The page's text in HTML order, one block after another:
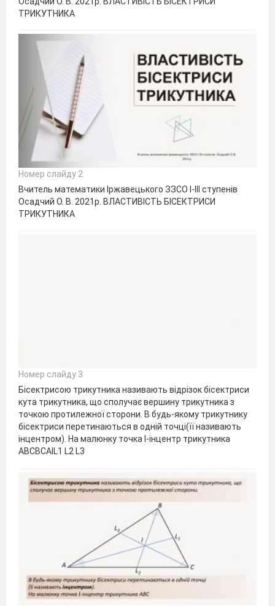
ТРИКУТНИКА
Номер слайду 2
Вчитель математики Іржавецького ЗЗСО І-ІІІ ступенів
Осадчий О. В. 2021р. ВЛАСТИВІСТЬ БІСЕКТРИСИ
ТРИКУТНИКА
Номер слайду 3
Бісектрисою трикутника називають відрізок бісектриси
кута трикутника, що сполучає вершину трикутника з
точкою протилежної сторони. В будь-якому трикутнику
бісектриси перетинаються в одній точці(її називають
інцентром). На малюнку точка I-інцентр трикутника
АВСBCАIL1 L2 L3